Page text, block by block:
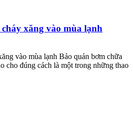
xăng vào mùa lạnh
vào mùa lạnh Bảo quản bơm chữa
cho đúng cách là một trong những thao